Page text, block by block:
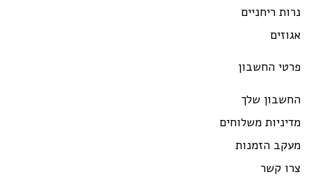
נרות ריחניים
אגוזים
פרטי החשבון
החשבון שלך
מדיניות משלוחים
מעקב הזמנות
צרו קשר